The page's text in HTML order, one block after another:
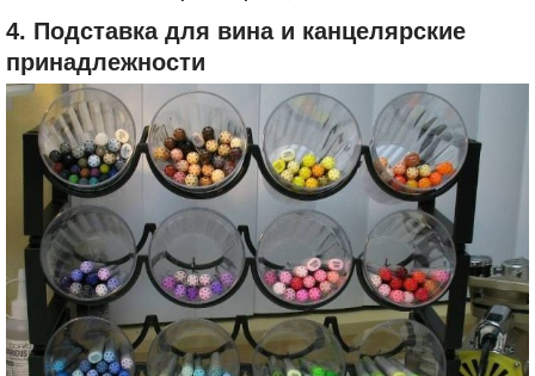
4. Подставка для вина и канцелярские
принадлежности